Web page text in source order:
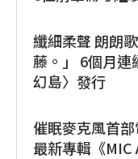
纖細柔聲 朗朗
藤。」 6個月連
幻島〉發行
催眠麥克風首
最新專輯《MIC